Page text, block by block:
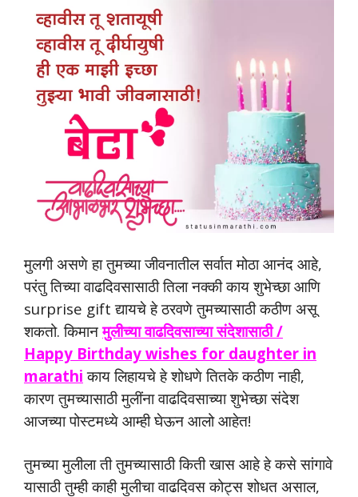
मुलगी असणे हा तुमच्या जीवनातील सर्वात मोठा आनंद आहे,
परंतु तिच्या वाढदिवसासाठी तिला नक्की काय शुभेच्छा आणि
surprise gift द्यायचे हे ठरवणे तुमच्यासाठी कठीण असू
शकतो. किमानमुलीच्या वाढदिवसाच्या संदेशासाठी /
Happy Birthday wishes for daughter in
marathi काय लिहायचे हे शोधणे तितके कठीण नाही,
कारण तुमच्यासाठी मुलींना वाढदिवसाच्या शुभेच्छा संदेश
आजच्या पोस्टमध्ये आम्ही घेऊन आलो आहेत!
तुमच्या मुलीला ती तुमच्यासाठी किती खास आहे हे कसे सांगावे
यासाठी तुम्ही काही मुलीचा वाढदिवस कोट्स शोधत असाल,